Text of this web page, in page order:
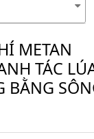
METAN
TÁC
BẰNG